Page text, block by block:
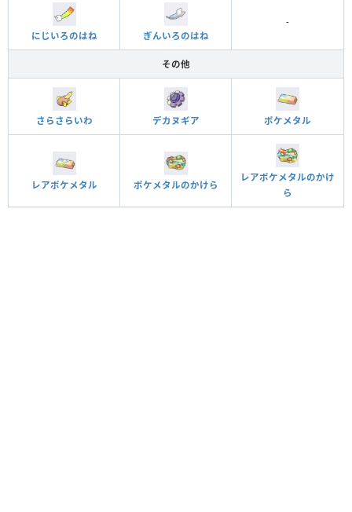
にじいろのはね ぎんいろのはね
-
その他
さらさらいわ デカヌギア ポケメタル
レアポケメタル ポケメタルのかけら
レアポケメタルのかけ
ら